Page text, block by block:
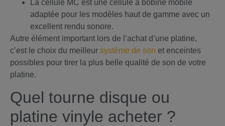
La cellule MC est une cellule à bobine mobile
adaptée pour les modèles haut de gamme avec un
excellent rendu sonore.
Autre élément important lors de l’achat d’une platine,
c’est le choix du meilleur système de son et enceintes
possibles pour tirer la plus belle qualité de son de votre
platine.
Quel tourne disque ou
platine vinyle acheter ?